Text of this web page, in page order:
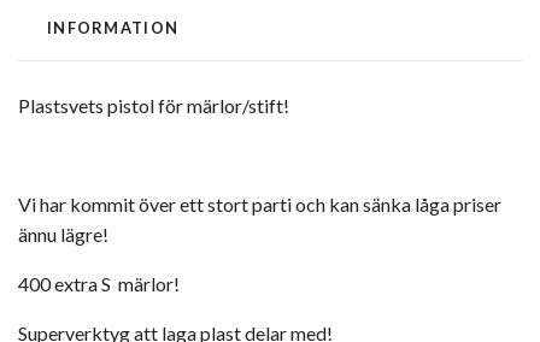
INFORMATION
Plastsvets pistol för märlor/stift!
Vi har kommit över ett stort parti och kan sänka låga priser
ännu lägre!
400 extra S märlor!
Superverktyg att laga plast delar med!